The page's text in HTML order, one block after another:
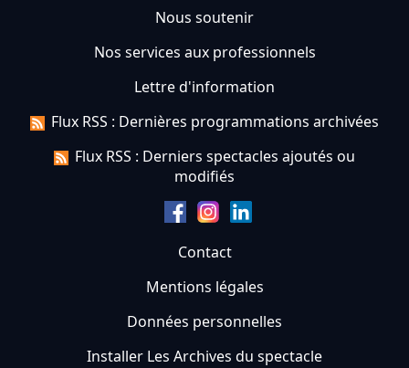
Nous soutenir
Nos services aux professionnels
Lettre d'information
Flux RSS : Dernières programmations archivées
Flux RSS : Derniers spectacles ajoutés ou
modifiés
Contact
Mentions légales
Données personnelles
Installer Les Archives du spectacle